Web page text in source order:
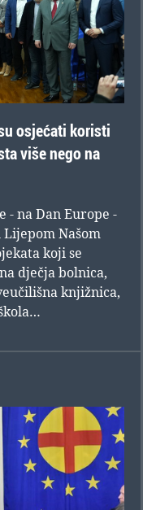
osjećati koristi
više nego na
- na Dan Europe -
Našom
koji se
dječja bolnica,
knjižnica,